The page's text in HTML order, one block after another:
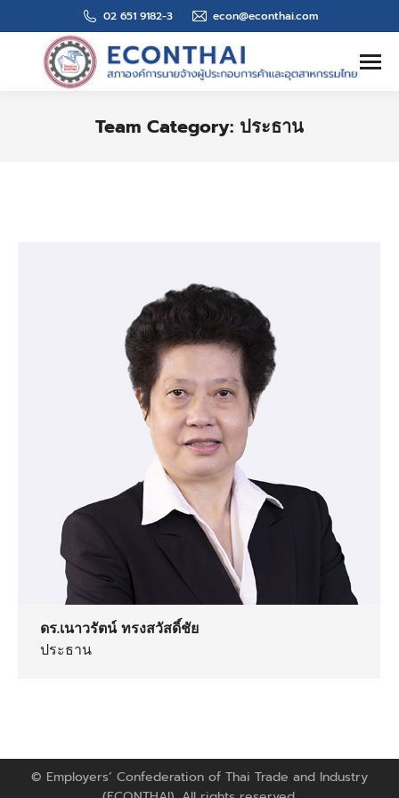
02 651 9182-3 econ@econthai.com
Search:
Team Category: ประธาน
ดร.เนาวรัตน์ ทรงสวัสดิ์ชัย
ประธาน
© Employers’ Confederation of Thai Trade and Industry